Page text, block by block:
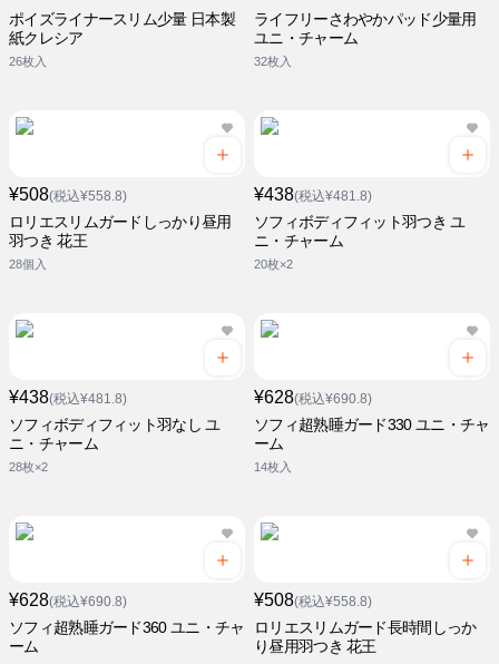
ポイズライナースリム少量 日本製
紙クレシア
26枚入
ライフリーさわやかパッド少量用
ユニ・チャーム
32枚入
¥508(税込¥558.8)
ロリエスリムガードしっかり昼用
羽つき 花王
28個入
¥438(税込¥481.8)
ソフィボディフィット羽つき ユ
ニ・チャーム
20枚×2
¥438(税込¥481.8)
ソフィボディフィット羽なし ユ
ニ・チャーム
28枚×2
¥628(税込¥690.8)
ソフィ超熟睡ガード330 ユニ・チャ
ーム
14枚入
¥628(税込¥690.8)
ソフィ超熟睡ガード360 ユニ・チャ
ーム
¥508(税込¥558.8)
ロリエスリムガード長時間しっか
り昼用羽つき 花王